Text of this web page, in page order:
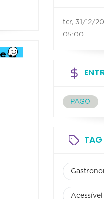
ter, 31/12/
05:00
PAGO
TAG